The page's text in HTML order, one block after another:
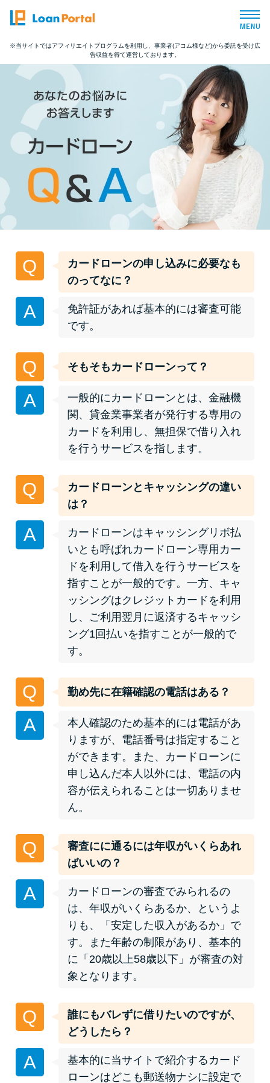
トップページ
おすすめコンテンツ
総合人気ランキング
とにかくすぐ借りたい方向け
バレずに借りたい方向け
便利なコンテンツ
カードローン診断
特集ページ
リボ払いをそのまま払いきると
損！
得した話
ードローン
特集ページ一覧
種類や特徴で探す
銀行カードローンを選ぶべき4つ
無利息期間を利用して利息0円で
お金を借りる3つのポイント
種類・特徴別一覧
その他コラム
処法3つ
家賃払えないが強制退去は避け
たい…市役所に相談より賢い方
法2選
街金とは？絶対審査通る？借金
に悩む人へ街金をおすすめしな
い理由
質屋でお金を借りるには？年利
やシステムをカードローンと比
較
※当サイトではアフィリエイトプログラムを利用し、事業者(アコム様など)から委託を受け広
告収益を得て運営しております。
Q
カードローンの申し込みに必要なも
のってなに？
A
免許証があれば基本的には審査可能
です。
Q そもそもカードローンって？
A
一般的にカードローンとは、金融機
関、貸金業事業者が発行する専用の
カードを利用し、無担保で借り入れ
を行うサービスを指します。
Q
カードローンとキャッシングの違い
は？
A
カードローンはキャッシングリボ払
いとも呼ばれカードローン専用カー
ドを利用して借入を行うサービスを
指すことが一般的です。一方、キャ
ッシングはクレジットカードを利用
し、ご利用翌月に返済するキャッシ
ング1回払いを指すことが一般的で
す。
Q 勤め先に在籍確認の電話はある？
A
本人確認のため基本的には電話があ
りますが、電話番号は指定すること
ができます。また、カードローンに
申し込んだ本人以外には、電話の内
容が伝えられることは一切ありませ
ん。
Q
審査にに通るには年収がいくらあれ
ばいいの？
A
カードローンの審査でみられるの
は、年収がいくらあるか、というよ
りも、「安定した収入があるか」で
す。また年齢の制限があり、基本的
に「20歳以上58歳以下」が審査の対
象となります。
Q
誰にもバレずに借りたいのですが、
どうしたら？
A
基本的に当サイトで紹介するカード
ローンはどこも郵送物ナシに設定で